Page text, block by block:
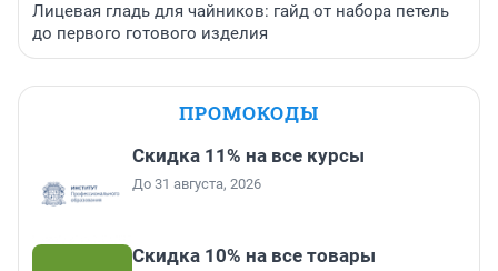
Лицевая гладь для чайников: гайд от набора петель
до первого готового изделия
ПРОМОКОДЫ
Скидка 11% на все курсы
До 31 августа, 2026
Скидка 10% на все товары